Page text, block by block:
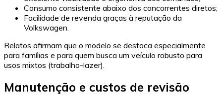
Consumo consistente abaixo dos concorrentes diretos;
Facilidade de revenda graças à reputação da
Volkswagen.
Relatos afirmam que o modelo se destaca especialmente
para famílias e para quem busca um veículo robusto para
usos mixtos (trabalho-lazer).
Manutenção e custos de revisão